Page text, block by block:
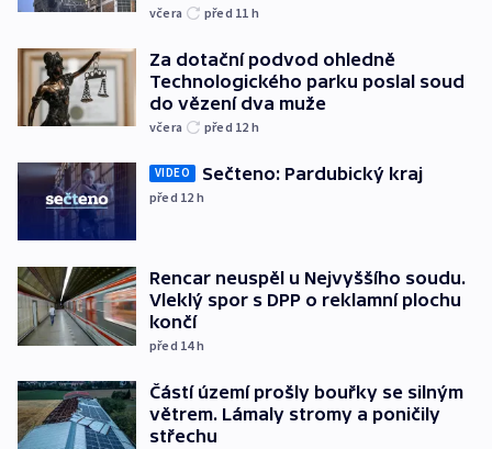
včera před 11 h
Za dotační podvod ohledně
Technologického parku poslal soud
do vězení dva muže
včera před 12 h
VIDEO Sečteno: Pardubický kraj
před 12 h
Rencar neuspěl u Nejvyššího soudu.
Vleklý spor s DPP o reklamní plochu
končí
před 14h
Částí území prošly bouřky se silným
větrem. Lámaly stromy a poničily
střechu